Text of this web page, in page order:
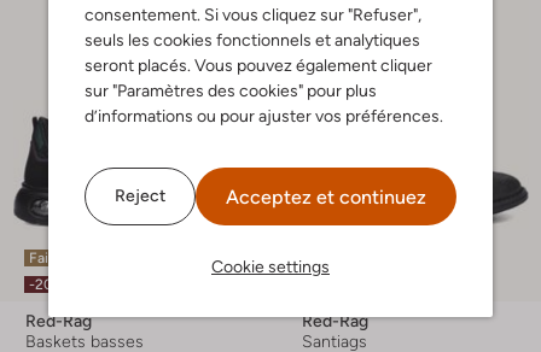
consentement. Si vous cliquez sur "Refuser",
seuls les cookies fonctionnels et analytiques
seront placés. Vous pouvez également cliquer
sur "Paramètres des cookies" pour plus
d’informations ou pour ajuster vos préférences.
Reject Acceptez et continuez
Cookie settings
Faites vite
-20%
Red-Rag
Baskets basses
Red-Rag
Santiags